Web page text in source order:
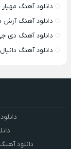
دانلود آهنگ مهیار
دانلود آهنگ آرش
دانلود آهنگ دی
دانلود آهنگ
دانلود